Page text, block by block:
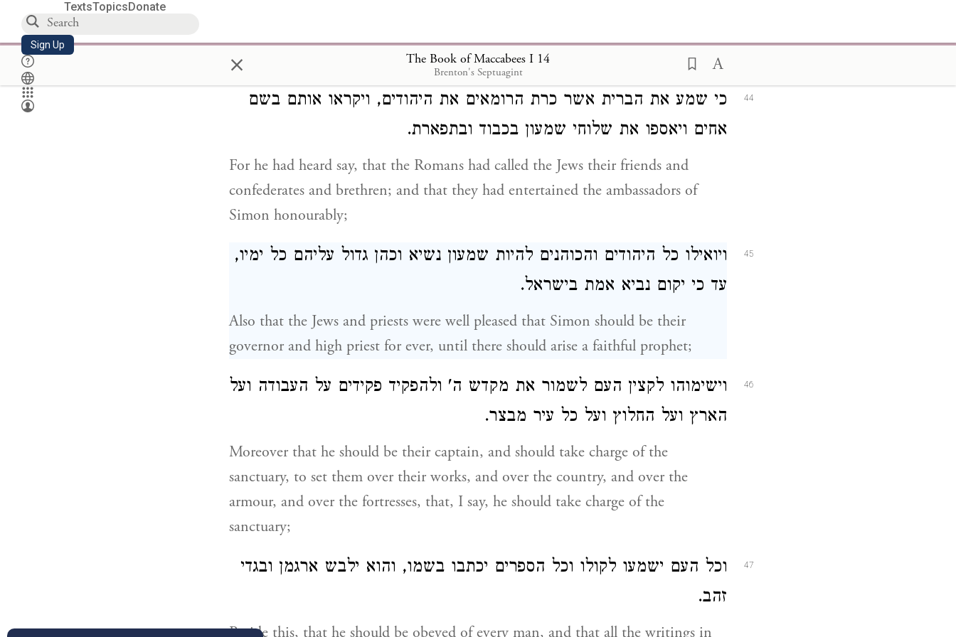
TextsTopicsDonate
Sign Up × The Book of Maccabees I 14
Brenton's Septuagint
things, And made him one of his friends, and honoured him with great honour.
44
כי שמע את הברית אשר כרת הרומאים את היהודים, ויקראו אותם בשם
אחים ויאספו את שלוחי שמעון בכבוד ובתפארת.
For he had heard say, that the Romans had called the Jews their friends and
confederates and brethren; and that they had entertained the ambassadors of
Simon honourably;
45
ויואילו כל היהודים והכוהנים להיות שמעון נשיא וכהן גדול עליהם כל ימיו,
עד כי יקום נביא אמת בישראל.
Also that the Jews and priests were well pleased that Simon should be their
governor and high priest for ever, until there should arise a faithful prophet;
46
וישימוהו לקצין העם לשמור את מקדש ה' ולהפקיד פקידים על העבודה ועל
הארץ ועל החלוץ ועל כל עיר מבצר.
Moreover that he should be their captain, and should take charge of the
sanctuary, to set them over their works, and over the country, and over the
armour, and over the fortresses, that, I say, he should take charge of the
sanctuary;
47
וכל העם ישמעו לקולו וכל הספרים יכתבו בשמו, והוא ילבש ארגמן ובגדי
זהב.
Beside this, that he should be obeyed of every man, and that all the writings in